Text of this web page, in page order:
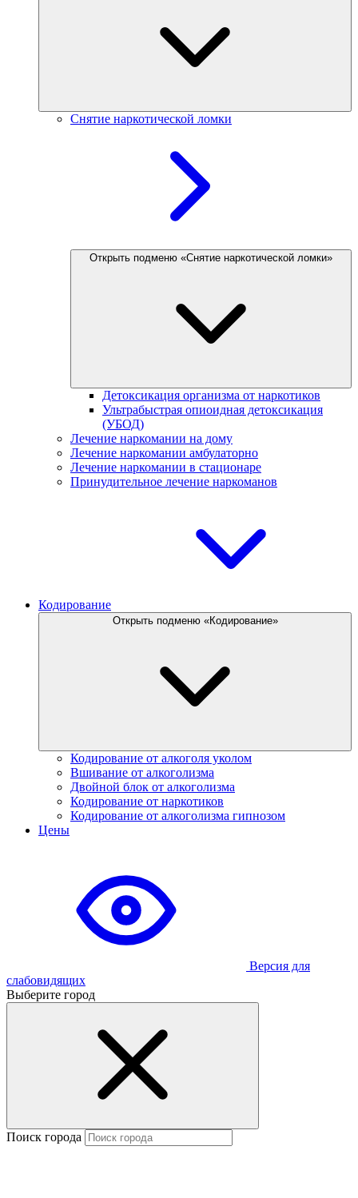
Снятие наркотической ломки
Открыть подменю «Снятие наркотической ломки»
Детоксикация организма от наркотиков
Ультрабыстрая опиоидная детоксикация
(УБОД)
Лечение наркомании на дому
Лечение наркомании амбулаторно
Лечение наркомании в стационаре
Принудительное лечение наркоманов
Кодирование
Открыть подменю «Кодирование»
Кодирование от алкоголя уколом
Вшивание от алкоголизма
Двойной блок от алкоголизма
Кодирование от наркотиков
Кодирование от алкоголизма гипнозом
Цены
Версия для
слабовидящих
Выберите город
Поиск города